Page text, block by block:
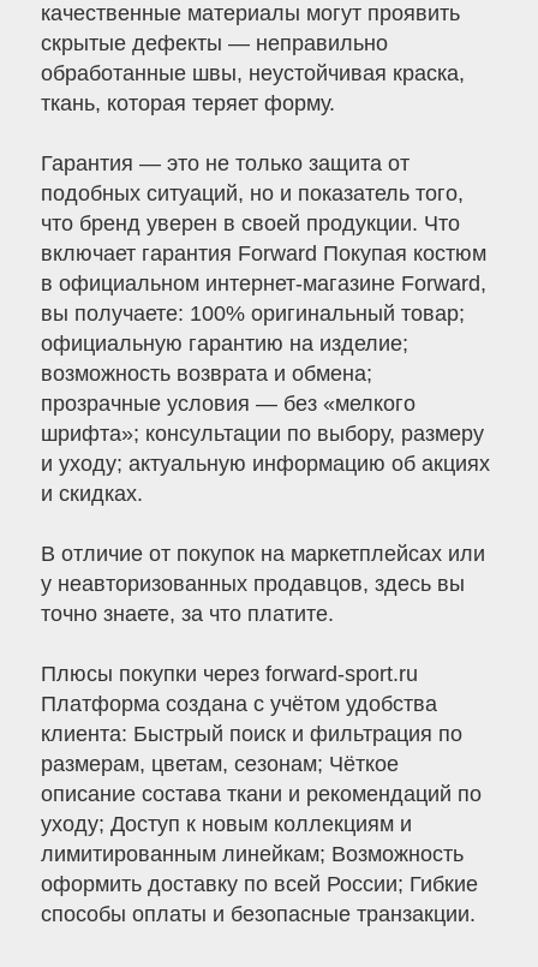
качественные материалы могут проявить
скрытые дефекты — неправильно
обработанные швы, неустойчивая краска,
ткань, которая теряет форму.
Гарантия — это не только защита от
подобных ситуаций, но и показатель того,
что бренд уверен в своей продукции. Что
включает гарантия Forward Покупая костюм
в официальном интернет-магазине Forward,
вы получаете: 100% оригинальный товар;
официальную гарантию на изделие;
возможность возврата и обмена;
прозрачные условия — без «мелкого
шрифта»; консультации по выбору, размеру
и уходу; актуальную информацию об акциях
и скидках.
В отличие от покупок на маркетплейсах или
у неавторизованных продавцов, здесь вы
точно знаете, за что платите.
Плюсы покупки через forward-sport.ru
Платформа создана с учётом удобства
клиента: Быстрый поиск и фильтрация по
размерам, цветам, сезонам; Чёткое
описание состава ткани и рекомендаций по
уходу; Доступ к новым коллекциям и
лимитированным линейкам; Возможность
оформить доставку по всей России; Гибкие
способы оплаты и безопасные транзакции.